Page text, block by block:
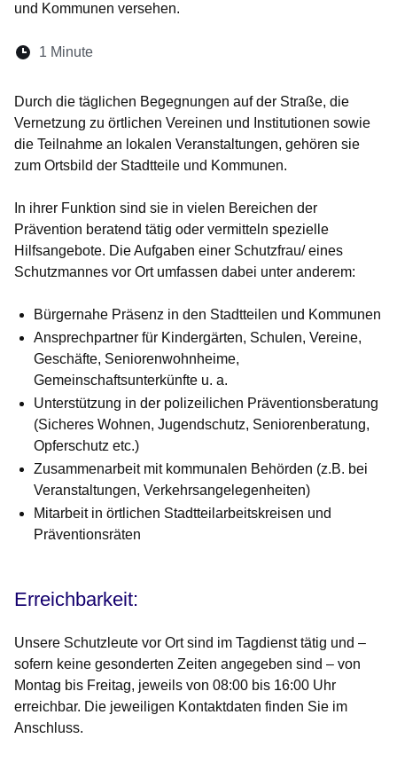
und Kommunen versehen.
Lesedauer:
1 Minute
Durch die täglichen Begegnungen auf der Straße, die
Vernetzung zu örtlichen Vereinen und Institutionen sowie
die Teilnahme an lokalen Veranstaltungen, gehören sie
zum Ortsbild der Stadtteile und Kommunen.
In ihrer Funktion sind sie in vielen Bereichen der
Prävention beratend tätig oder vermitteln spezielle
Hilfsangebote. Die Aufgaben einer Schutzfrau/ eines
Schutzmannes vor Ort umfassen dabei unter anderem:
Bürgernahe Präsenz in den Stadtteilen und Kommunen
Ansprechpartner für Kindergärten, Schulen, Vereine,
Geschäfte, Seniorenwohnheime,
Gemeinschaftsunterkünfte u. a.
Unterstützung in der polizeilichen Präventionsberatung
(Sicheres Wohnen, Jugendschutz, Seniorenberatung,
Opferschutz etc.)
Zusammenarbeit mit kommunalen Behörden (z.B. bei
Veranstaltungen, Verkehrsangelegenheiten)
Mitarbeit in örtlichen Stadtteilarbeitskreisen und
Präventionsräten
Erreichbarkeit:
Unsere Schutzleute vor Ort sind im Tagdienst tätig und –
sofern keine gesonderten Zeiten angegeben sind – von
Montag bis Freitag, jeweils von 08:00 bis 16:00 Uhr
erreichbar. Die jeweiligen Kontaktdaten finden Sie im
Anschluss.